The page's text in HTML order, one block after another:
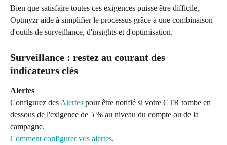
Bien que satisfaire toutes ces exigences puisse être difficile,
Optmyzr aide à simplifier le processus grâce à une combinaison
d'outils de surveillance, d'insights et d'optimisation.
Surveillance : restez au courant des
indicateurs clés
Alertes
Configurez des Alertes pour être notifié si votre CTR tombe en
dessous de l'exigence de 5 % au niveau du compte ou de la
campagne.
Comment configurer vos alertes.